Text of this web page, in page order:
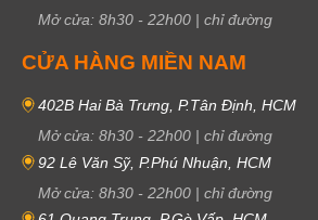
Mở cửa: 8h30 - 22h00 | chỉ đường
CỬA HÀNG MIỀN NAM
402B Hai Bà Trưng, P.Tân Định, HCM
Mở cửa: 8h30 - 22h00 | chỉ đường
92 Lê Văn Sỹ, P.Phú Nhuận, HCM
Mở cửa: 8h30 - 22h00 | chỉ đường